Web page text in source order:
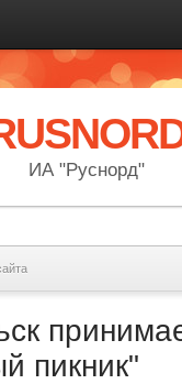
ИА "Руснорд"
пикник"